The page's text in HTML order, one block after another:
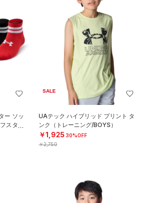
ー ソッ
スタイ
SALE
UAテック ハイブリッド プリント タ
ンク（トレーニング/BOYS）
￥1,925 30%OFF
￥2,750